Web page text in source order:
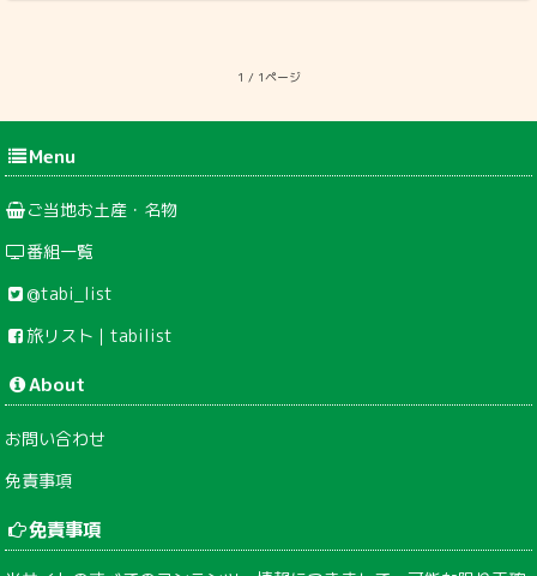
1 / 1ページ
Menu
ご当地お土産・名物
番組一覧
@tabi_list
旅リスト｜tabilist
About
お問い合わせ
免責事項
免責事項